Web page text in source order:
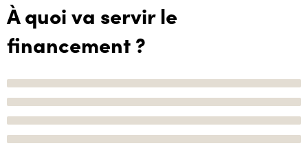
À quoi va servir le
financement ?